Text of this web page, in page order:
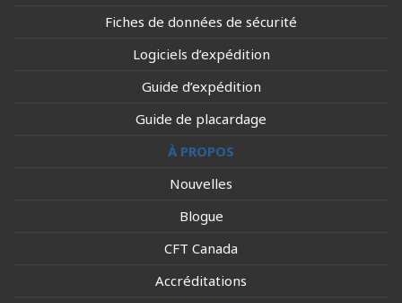
Fiches de données de sécurité
Logiciels d’expédition
Guide d’expédition
Guide de placardage
À PROPOS
Nouvelles
Blogue
CFT Canada
Accréditations